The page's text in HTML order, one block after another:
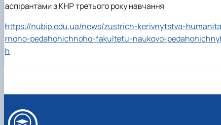
аспірантами з КНР третього року навчання
https://nubip.edu.ua/news/zustrich-kerivnytstva-humanita
rnoho-pedahohichnoho-fakultetu-naukovo-
h